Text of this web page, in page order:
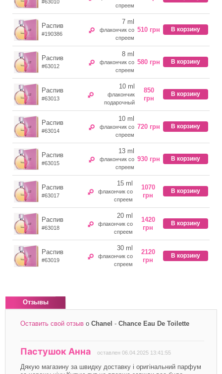
#63010
спреем
Распив
#190386
7 ml
флакончик со
спреем
510 грн В корзину
Распив
#63012
8 ml
флакончик со
спреем
580 грн В корзину
Распив
#63013
10 ml
флакончик
подарочный
850
грн
В корзину
Распив
#63014
10 ml
флакончик со
спреем
720 грн В корзину
Распив
#63015
13 ml
флакончик со
спреем
930 грн В корзину
Распив
#63017
15 ml
флакончик со
спреем
1070
грн
В корзину
Распив
#63018
20 ml
флакончик со
спреем
1420
грн
В корзину
Распив
#63019
30 ml
флакончик со
спреем
2120
грн
В корзину
Отзывы
Оставить свой отзыв о Chanel - Chance Eau De Toilette
Отзыв
Пастушок Анна оставлен 06.04.2025 13:41:55
Дякую магазину за швидку доставку і оригінальний парфум